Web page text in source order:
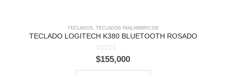
TECLADOS, TECLADOS INALAMBRICOS
TECLADO LOGITECH K380 BLUETOOTH ROSADO
0out of 5
$155,000